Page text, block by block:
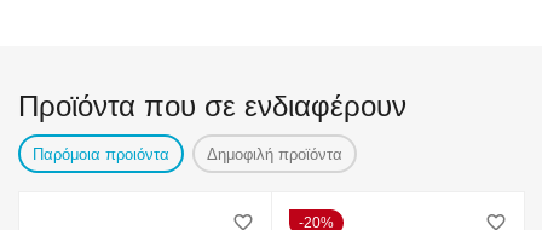
Προϊόντα που σε ενδιαφέρουν
Παρόμοια προιόντα Δημοφιλή προϊόντα
20%